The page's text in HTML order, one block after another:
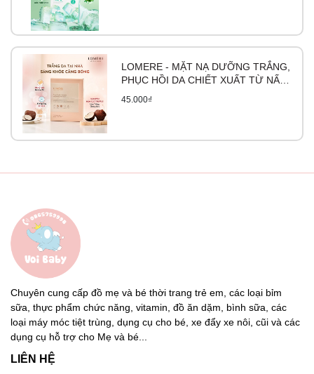
LOMERE - MẶT NẠ DƯỠNG TRẮNG,
PHỤC HỒI DA CHIẾT XUẤT TỪ NẤM
45.000₫
Chuyên cung cấp đồ mẹ và bé thời trang trẻ em, các loại bỉm
sữa, thực phẩm chức năng, vitamin, đồ ăn dặm, bình sữa, các
loại máy móc tiệt trùng, dụng cụ cho bé, xe đẩy xe nôi, cũi và các
dụng cụ hỗ trợ cho Mẹ và bé...
LIÊN HỆ